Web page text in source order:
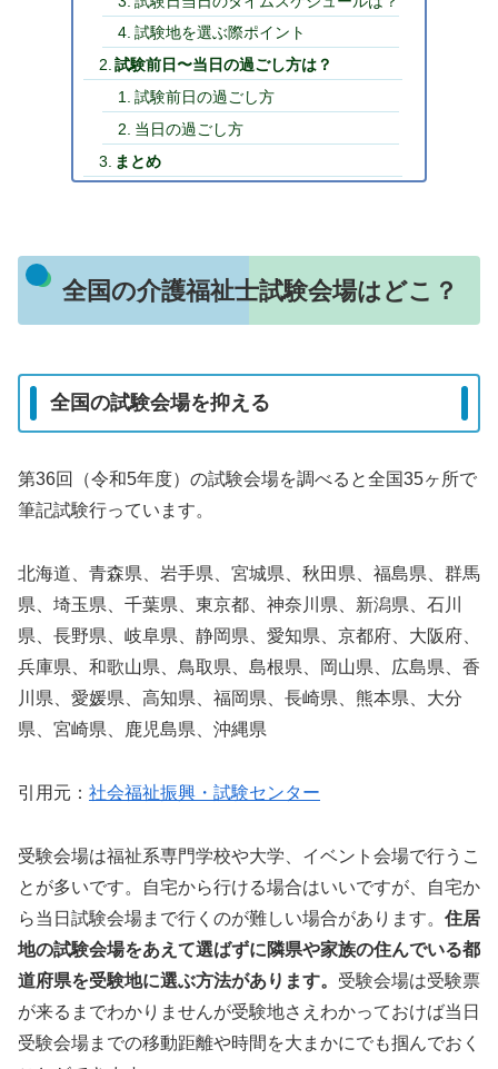
試験地を選ぶ際ポイント
試験前日〜当日の過ごし方は？
試験前日の過ごし方
当日の過ごし方
まとめ
全国の介護福祉士試験会場はどこ？
全国の試験会場を抑える
第36回（令和5年度）の試験会場を調べると全国35ヶ所で
筆記試験行っています。
北海道、青森県、岩手県、宮城県、秋田県、福島県、群馬
県、埼玉県、千葉県、東京都、神奈川県、新潟県、石川
県、長野県、岐阜県、静岡県、愛知県、京都府、大阪府、
兵庫県、和歌山県、鳥取県、島根県、岡山県、広島県、香
川県、愛媛県、高知県、福岡県、長崎県、熊本県、大分
県、宮崎県、鹿児島県、沖縄県
引用元： 社会福祉振興・試験センター
受験会場は福祉系専門学校や大学、イベント会場で行うこ
とが多いです。自宅から行ける場合はいいですが、自宅か
ら当日試験会場まで行くのが難しい場合があります。 住居
地の試験会場をあえて選ばずに隣県や家族の住んでいる都
道府県を受験地に選ぶ方法があります。 受験会場は受験票
が来るまでわかりませんが受験地さえわかっておけば当日
受験会場までの移動距離や時間を大まかにでも掴んでおく